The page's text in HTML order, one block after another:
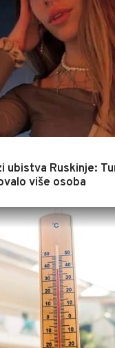
ubistva Ruskinje:
više osoba